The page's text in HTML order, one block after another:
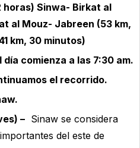
horas) Sinwa- Birkat al
al Mouz- Jabreen (53 km,
km, 30 minutos)
comienza a las 7:30 am.
el recorrido.
– Sinaw se considera
del este de